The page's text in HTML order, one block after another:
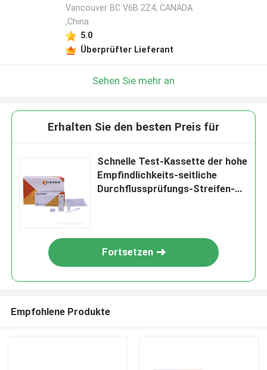
Vancouver BC V6B 2Z4, CANADA
,China
5.0
Überprüfter Lieferant
Sehen Sie mehr an
Erhalten Sie den besten Preis für
Schnelle Test-Kassette der hohe
Empfindlichkeits-seitliche
Durchflussprüfungs-Streifen-
Fortsetzen
Empfohlene Produkte